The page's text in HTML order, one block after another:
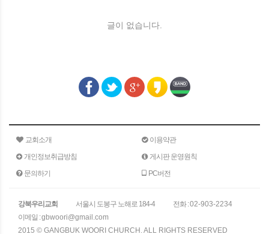
글이 없습니다.
교회소개
이용약관
개인정보취급방침
게시판 운영원칙
문의하기
PC버전
강북우리교회 서울시 도봉구 노해로 184-4 전화 :02-903-2234
이메일 :gbwoori@gmail.com
2015 © GANGBUK WOORI CHURCH. ALL RIGHTS RESERVED